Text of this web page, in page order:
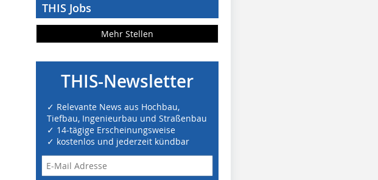
THIS Jobs
Mehr Stellen
THIS-Newsletter
✓ Relevante News aus Hochbau,
Tiefbau, Ingenieurbau und Straßenbau
✓ 14-tägige Erscheinungsweise
✓ kostenlos und jederzeit kündbar